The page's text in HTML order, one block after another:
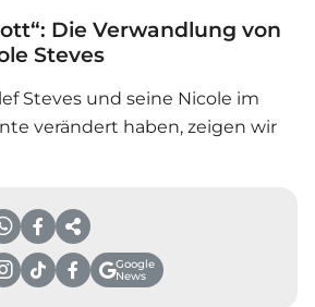
Die Verwandlung von
Steves
Steves und seine Nicole im
verändert haben, zeigen wir
Google
News